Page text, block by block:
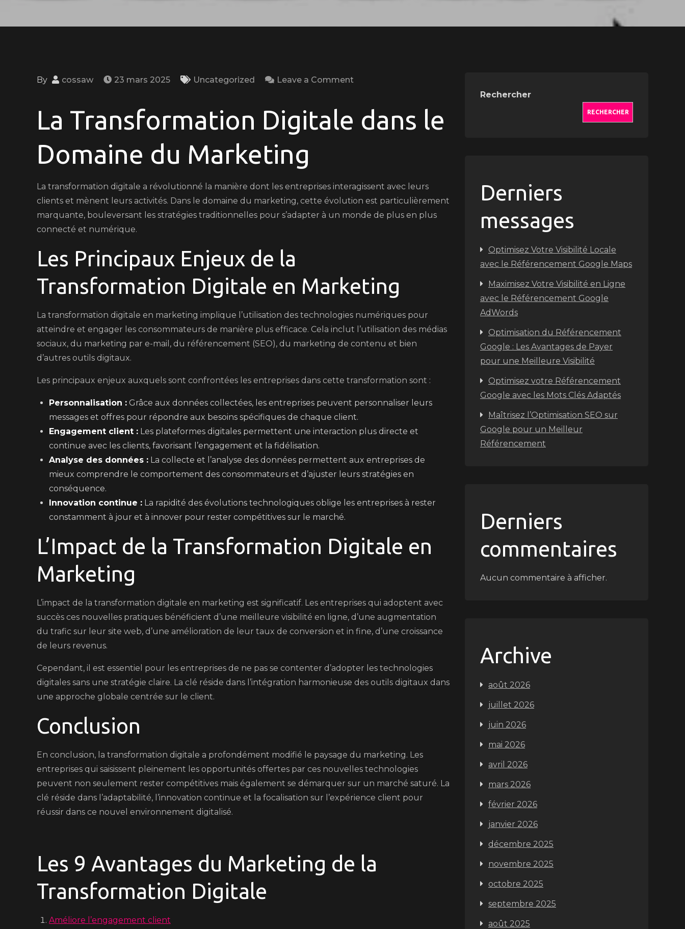
By cossaw 23 mars 2025 Uncategorized Leave a Comment
Enjeux
de
le
Marketing
Moderne
La Transformation Digitale dans le
Domaine du Marketing
La transformation digitale a révolutionné la manière dont les entreprises interagissent avec leurs
clients et mènent leurs activités. Dans le domaine du marketing, cette évolution est particulièrement
marquante, bouleversant les stratégies traditionnelles pour s’adapter à un monde de plus en plus
connecté et numérique.
Les Principaux Enjeux de la
Transformation Digitale en Marketing
La transformation digitale en marketing implique l’utilisation des technologies numériques pour
atteindre et engager les consommateurs de manière plus efficace. Cela inclut l’utilisation des médias
sociaux, du marketing par e-mail, du référencement (SEO), du marketing de contenu et bien
d’autres outils digitaux.
Les principaux enjeux auxquels sont confrontées les entreprises dans cette transformation sont :
Personnalisation : Grâce aux données collectées, les entreprises peuvent personnaliser leurs
messages et offres pour répondre aux besoins spécifiques de chaque client.
Engagement client : Les plateformes digitales permettent une interaction plus directe et
continue avec les clients, favorisant l’engagement et la fidélisation.
Analyse des données : La collecte et l’analyse des données permettent aux entreprises de
mieux comprendre le comportement des consommateurs et d’ajuster leurs stratégies en
conséquence.
Innovation continue : La rapidité des évolutions technologiques oblige les entreprises à rester
constamment à jour et à innover pour rester compétitives sur le marché.
L’Impact de la Transformation Digitale en
Marketing
L’impact de la transformation digitale en marketing est significatif. Les entreprises qui adoptent avec
succès ces nouvelles pratiques bénéficient d’une meilleure visibilité en ligne, d’une augmentation
du trafic sur leur site web, d’une amélioration de leur taux de conversion et in fine, d’une croissance
de leurs revenus.
Cependant, il est essentiel pour les entreprises de ne pas se contenter d’adopter les technologies
digitales sans une stratégie claire. La clé réside dans l’intégration harmonieuse des outils digitaux dans
une approche globale centrée sur le client.
Conclusion
En conclusion, la transformation digitale a profondément modifié le paysage du marketing. Les
entreprises qui saisissent pleinement les opportunités offertes par ces nouvelles technologies
peuvent non seulement rester compétitives mais également se démarquer sur un marché saturé. La
clé réside dans l’adaptabilité, l’innovation continue et la focalisation sur l’expérience client pour
réussir dans ce nouvel environnement digitalisé.
Les 9 Avantages du Marketing de la
Transformation Digitale
Améliore l’engagement client
Rechercher
RECHERCHER
Derniers
messages
Optimisez Votre Visibilité Locale
avec le Référencement Google Maps
Maximisez Votre Visibilité en Ligne
avec le Référencement Google
AdWords
Optimisation du Référencement
Google : Les Avantages de Payer
pour une Meilleure Visibilité
Optimisez votre Référencement
Google avec les Mots Clés Adaptés
Maîtrisez l’Optimisation SEO sur
Google pour un Meilleur
Référencement
Derniers
commentaires
Aucun commentaire à afficher.
Archive
août 2026
juillet 2026
juin 2026
mai 2026
avril 2026
mars 2026
février 2026
janvier 2026
décembre 2025
novembre 2025
octobre 2025
septembre 2025
août 2025